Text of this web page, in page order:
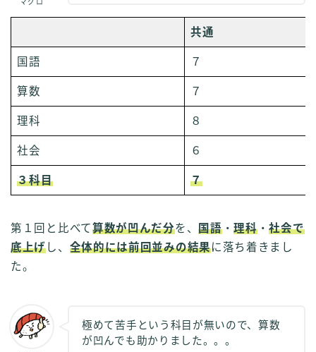
マグロ
共通
国語 ７
算数 ７
理科 ８
社会 ６
３科目 ７
第１回と比べて算数が凹んだ分を、国語・理科・社会で
底上げし、 全体的には前回並みの結果に落ち着きまし
た。
極めて苦手という科目が無いので、算数
が凹んでも助かりました。。。